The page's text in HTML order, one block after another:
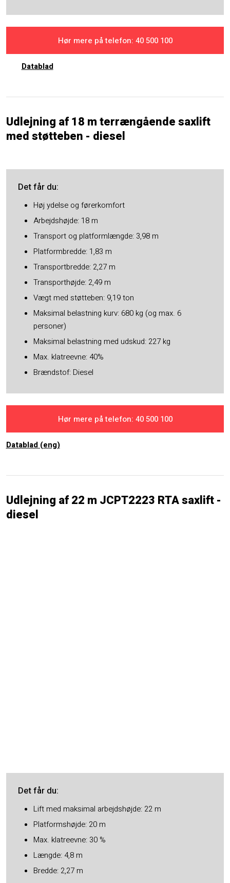
Hør mere på telefon: ​40 500 100
Datablad​
Udlejning af 18 m terrængående saxlift
med støtteben - diesel
Det får du​:
Høj ydelse og førerkomfort
Arbejdshøjde: 18 m
Transport og platformlængde: 3,98 m
Platformbredde: 1,83 m
Transportbredde: 2,27 m
Transporthøjde: 2,49 m
Vægt med støtteben: 9,19 ton
Maksimal belastning kurv: 680 kg (og max. 6
personer)
Maksimal belastning med udskud: 227 kg
Max. klatreevne: 40%
Brændstof: Diesel
Hør mere på telefon: ​40 500 100
Datablad (eng)
Udlejning af 22 m JCPT2223 RTA saxlift -
diesel
Det får du​:
Lift med maksimal arbejdshøjde: 22 m
Platformshøjde: 20 m
Max. klatreevne: 30 %
Længde: 4,8 m
Bredde: 2,27 m